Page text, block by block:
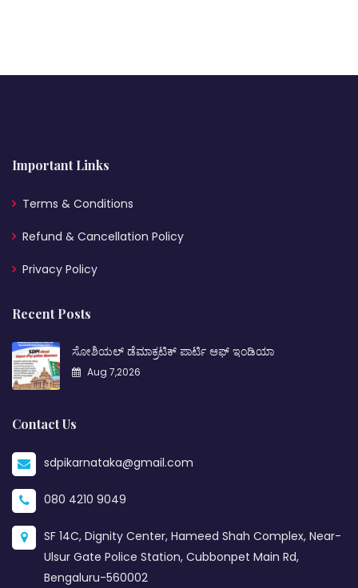
Important Links
Terms & Conditions
Refund & Cancellation Policy
Privacy Policy
Recent Posts
ಸೋಶಿಯಲ್ ಡೆಮಾಕ್ರಟಿಕ್ ಪಾರ್ಟಿ ಆಫ್ ಇಂಡಿಯಾ
Aug 7,2026
Contact Us
sdpikarnataka@gmail.com
080 4210 9049
SF 14C, Dignity Center, Hameed Shah Complex, Near-
Ulsur Gate Police Station, Cubbonpet Main Rd,
Bengaluru-560002